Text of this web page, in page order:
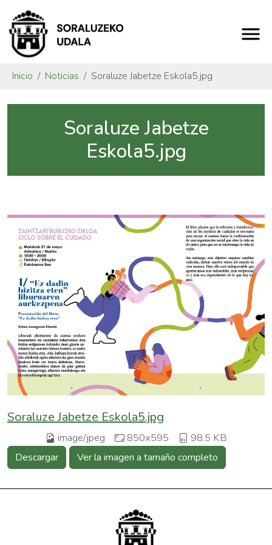
Inicio Noticias Soraluze Jabetze Eskola5.jpg
Soraluze Jabetze
Eskola5.jpg
Soraluze Jabetze Eskola5.jpg
image/jpeg 850x595 98.5 KB
Descargar Ver la imagen a tamaño completo